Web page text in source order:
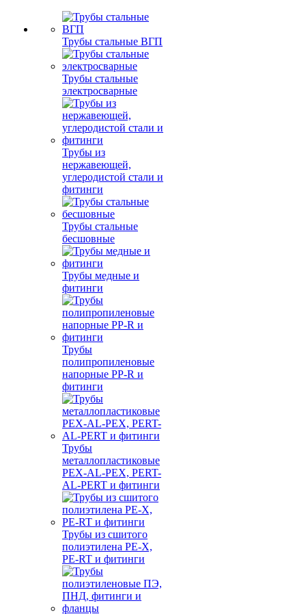
Трубы стальные ВГП
Трубы стальные
электросварные
Трубы из
нержавеющей,
углеродистой стали и
фитинги
Трубы стальные
бесшовные
Трубы медные и
фитинги
Трубы
полипропиленовые
напорные PP-R и
фитинги
Трубы
металлопластиковые
PEX-AL-PEX, PERT-
AL-PERT и фитинги
Трубы из сшитого
полиэтилена PE-X,
PE-RT и фитинги